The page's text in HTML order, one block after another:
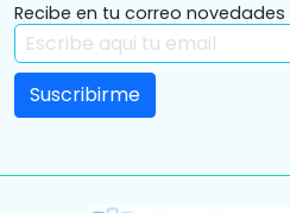
Recibe en tu correo novedades